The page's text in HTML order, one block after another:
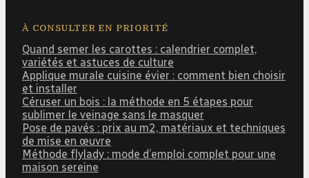
À CONSULTER EN PRIORITÉ
Quand semer les carottes : calendrier complet,
variétés et astuces de culture
Applique murale cuisine évier : comment bien choisir
et installer
Céruser un bois : la méthode en 5 étapes pour
sublimer le veinage sans le masquer
Pose de pavés : prix au m2, matériaux et techniques
de mise en œuvre
Méthode flylady : mode d’emploi complet pour une
maison sereine